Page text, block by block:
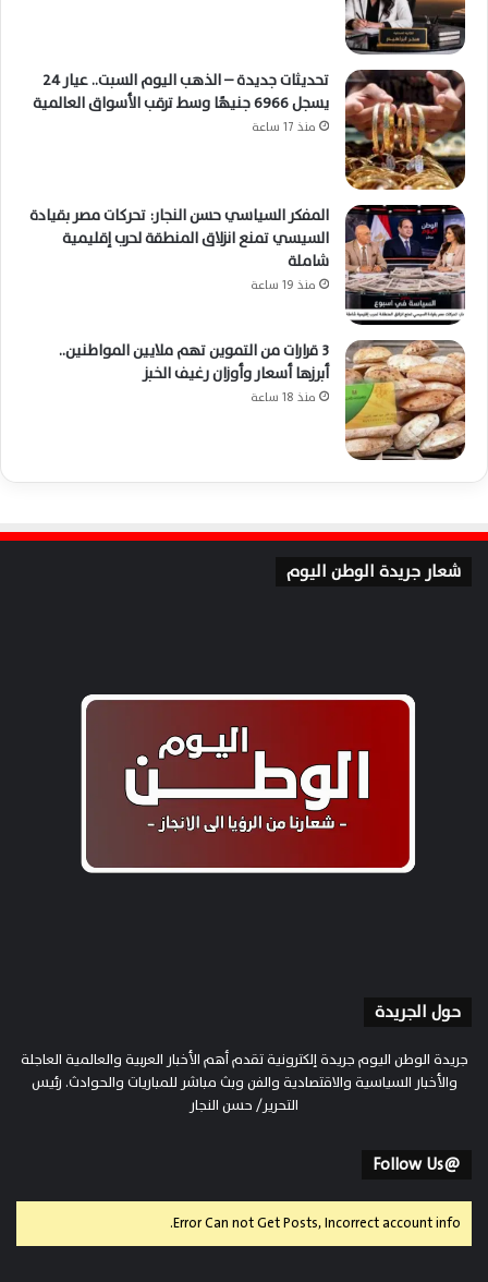
تحديثات جديدة – الذهب اليوم السبت.. عيار 24
يسجل 6966 جنيهًا وسط ترقب الأسواق العالمية
منذ 17 ساعة
المفكر السياسي حسن النجار: تحركات مصر بقيادة
السيسي تمنع انزلاق المنطقة لحرب إقليمية
شاملة
منذ 19 ساعة
3 قرارات من التموين تهم ملايين المواطنين..
أبرزها أسعار وأوزان رغيف الخبز
منذ 18 ساعة
شعار جريدة الوطن اليوم
حول الجريدة
جريدة الوطن اليوم جريدة إلكترونية تقدم أهم الأخبار العربية والعالمية العاجلة
والأخبار السياسية والاقتصادية والفن وبث مباشر للمباريات والحوادث. رئيس
التحرير/ حسن النجار
@Follow Us
Error Can not Get Posts, Incorrect account info.